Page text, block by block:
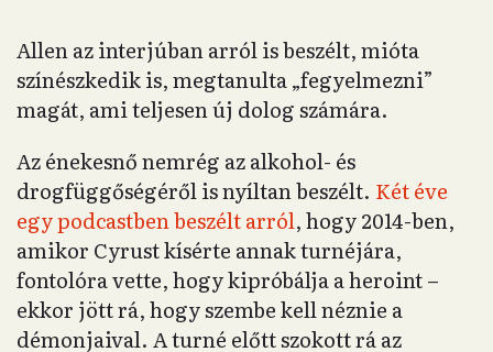
Allen az interjúban arról is beszélt, mióta
színészkedik is, megtanulta „fegyelmezni”
magát, ami teljesen új dolog számára.
Az énekesnő nemrég az alkohol- és
drogfüggőségéről is nyíltan beszélt. Két éve
egy podcastben beszélt arról, hogy 2014-ben,
amikor Cyrust kísérte annak turnéjára,
fontolóra vette, hogy kipróbálja a heroint –
ekkor jött rá, hogy szembe kell néznie a
démonjaival. A turné előtt szokott rá az